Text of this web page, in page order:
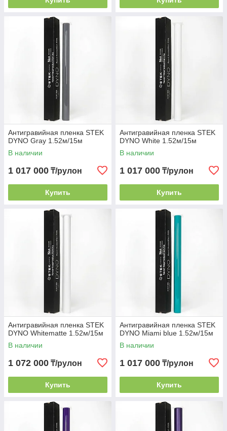
Антигравийная пленка STEK
DYNO Gray 1.52м/15м
В наличии
1 017 000 ₸/рулон
Купить
Антигравийная пленка STEK
DYNO White 1.52м/15м
В наличии
1 017 000 ₸/рулон
Купить
Антигравийная пленка STEK
DYNO Whitematte 1.52м/15м
В наличии
1 072 000 ₸/рулон
Купить
Антигравийная пленка STEK
DYNO Miami blue 1.52м/15м
В наличии
1 017 000 ₸/рулон
Купить